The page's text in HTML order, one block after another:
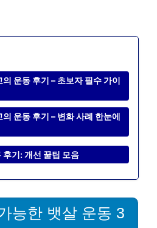
운동 후기 – 초보자 필수 가이
운동 후기 – 변화 사례 한눈에
기: 개선 꿀팁 모음
능한 뱃살 운동 3